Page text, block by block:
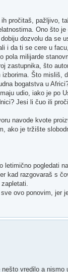
pročitaš, pažljivo,
Ono što
dozvolu da se
i da ti se cere u
milijarde
zastupnika, što
Što misliš,
bogatstva u
udio, iako je po
Jesi li čuo ili
navode kvote
ako je tržište
pogledati
kad razgovaraš s
ovo ponovim, jer
vredilo a nismo